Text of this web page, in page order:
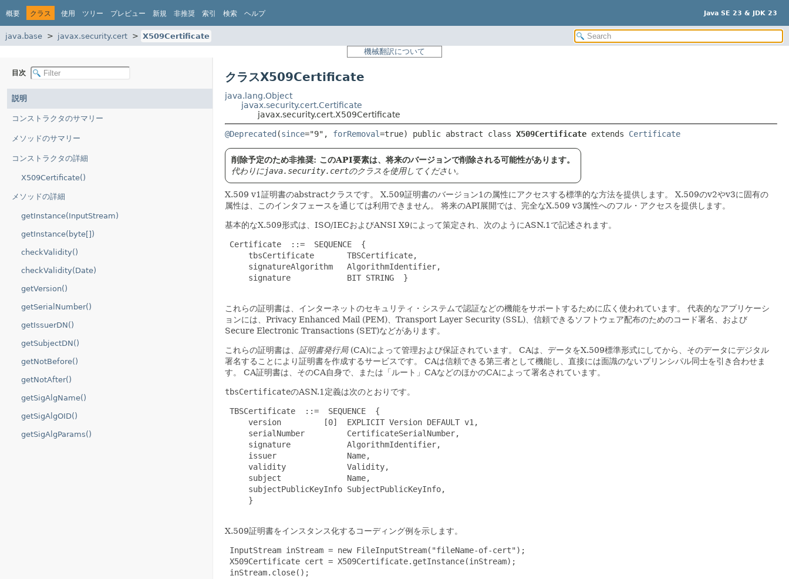
概要 クラス 使用 ツリー プレビュー 新規 非推奨 索引 検索 ヘルプ Java SE 23 & JDK 23
java.base javax.security.cert
X509Certificate
機械翻訳について
目次
説明
コンストラクタのサマリー
メソッドのサマリー
コンストラクタの詳細
X509Certificate()
メソッドの詳細
getInstance(InputStream)
getInstance(byte[])
checkValidity()
checkValidity(Date)
getVersion()
getSerialNumber()
getIssuerDN()
getSubjectDN()
getNotBefore()
getNotAfter()
getSigAlgName()
getSigAlgOID()
getSigAlgParams()
クラスX509Certificate
java.lang.Object
javax.security.cert.Certificate
javax.security.cert.X509Certificate
@Deprecated (since="9", forRemoval=true) public abstract class X509Certificate extends Certificate
削除予定のため非推奨: このAPI要素は、将来のバージョンで削除される可能性があります。
代わりにjava.security.certのクラスを使用してください。
X.509 v1証明書のabstractクラスです。 X.509証明書のバージョン1の属性にアクセスする標準的な方法を提供します。
X.509のv2やv3に固有の
属性は、このインタフェースを通じては利用できません。
将来のAPI展開では、完全なX.509 v3属性へのフル・アクセスを提供します。
基本的なX.509形式は、ISO/IECおよびANSI X9によって策定され、次のようにASN.1で記述されます。
Certificate  ::=  SEQUENCE  {
     tbsCertificate       TBSCertificate,
     signatureAlgorithm   AlgorithmIdentifier,
     signature            BIT STRING  }
これらの証明書は、インターネットのセキュリティ・システムで認証などの機能をサポートするために広く使われています。
代表的なアプリケーシ
ョンには、Privacy Enhanced Mail (PEM)、Transport Layer Security (SSL)、信頼できるソフトウェア配布のためのコード署名、および
Secure Electronic Transactions (SET)などがあります。
これらの証明書は、 証明書発行局(CA)によって管理および保証されています。
CAは、データをX.509標準形式にしてから、そのデータにデジタル
署名することにより証明書を作成するサービスです。
CAは信頼できる第三者として機能し、直接には面識のないプリンシパル同士を引き合わせま
す。
CA証明書は、そのCA自身で、または「ルート」CAなどのほかのCAによって署名されています。
tbsCertificateのASN.1定義は次のとおりです。
TBSCertificate  ::=  SEQUENCE  {
     version         [0]  EXPLICIT Version DEFAULT v1,
     serialNumber         CertificateSerialNumber,
     signature            AlgorithmIdentifier,
     issuer               Name,
     validity             Validity,
     subject              Name,
     subjectPublicKeyInfo SubjectPublicKeyInfo,
     }
X.509証明書をインスタンス化するコーディング例を示します。
InputStream inStream = new FileInputStream("fileName-of-cert");
X509Certificate cert = X509Certificate.getInstance(inStream);
inStream.close();